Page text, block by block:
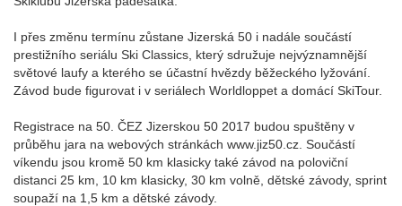
I přes změnu termínu zůstane Jizerská 50 i nadále součástí
prestižního seriálu Ski Classics, který sdružuje nejvýznamnější
světové laufy a kterého se účastní hvězdy běžeckého lyžování.
Závod bude figurovat i v seriálech Worldloppet a domácí SkiTour.
Registrace na 50. ČEZ Jizerskou 50 2017 budou spuštěny v
průběhu jara na webových stránkách www.jiz50.cz. Součástí
víkendu jsou kromě 50 km klasicky také závod na poloviční
distanci 25 km, 10 km klasicky, 30 km volně, dětské závody, sprint
soupaží na 1,5 km a dětské závody.